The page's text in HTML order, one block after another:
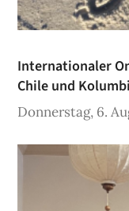
Internationaler
Chile und
Donnerstag, 6.